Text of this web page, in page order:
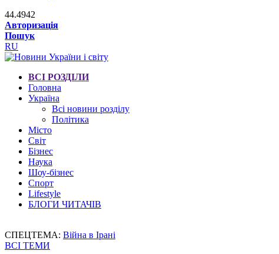
44.4942
Авторизація
Пошук
RU
ВСІ РОЗДІЛИ
Головна
Україна
Всі новини розділу
Політика
Місто
Світ
Бізнес
Наука
Шоу-бізнес
Спорт
Lifestyle
БЛОГИ ЧИТАЧІВ
СПЕЦТЕМА: Війна в Ірані
ВСІ ТЕМИ